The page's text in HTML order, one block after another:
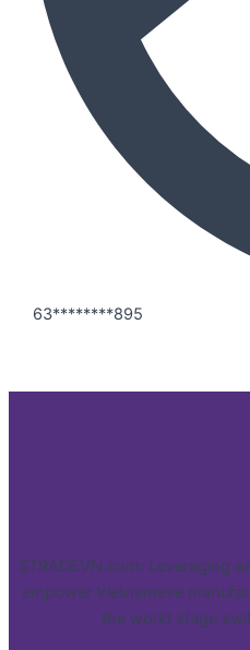
63********895
STRADEVN.com: Leveraging
empower Vietnamese
the world stage